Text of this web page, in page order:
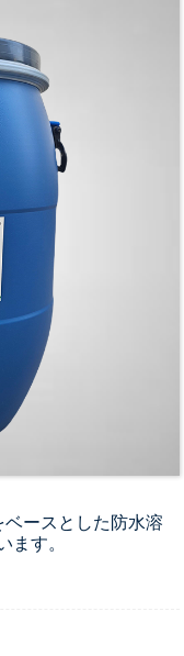
ースとした防水溶
ます。
浸に適しています。
しないでください。